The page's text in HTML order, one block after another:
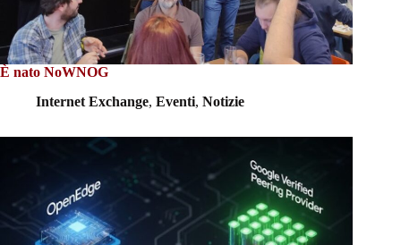
È nato NoWNOG
Internet Exchange, Eventi, Notizie